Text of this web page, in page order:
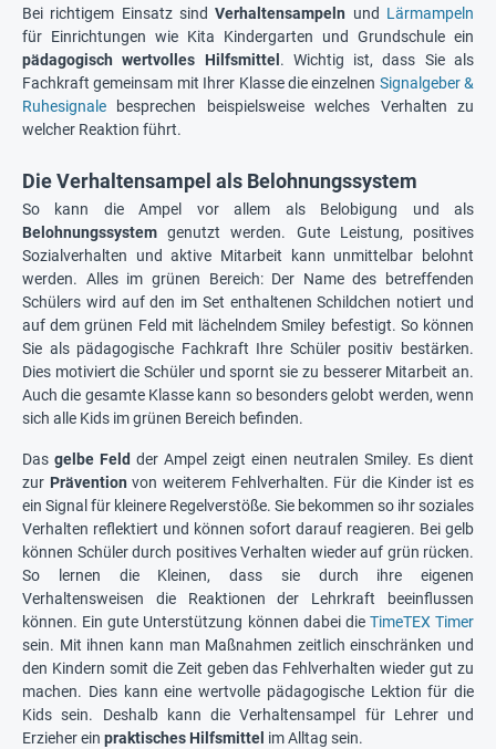
Bei richtigem Einsatz sindVerhaltensampeln und Lärmampeln
für Einrichtungen wie Kita Kindergarten und Grundschule ein
pädagogisch wertvolles Hilfsmittel . Wichtig ist, dass Sie als
Fachkraft gemeinsam mit Ihrer Klasse die einzelnen Signalgeber &
Ruhesignale besprechen beispielsweise welches Verhalten zu
welcher Reaktion führt.
Die Verhaltensampel als Belohnungssystem
So kann die Ampel vor allem als Belobigung und als
Belohnungssystem genutzt werden. Gute Leistung, positives
Sozialverhalten und aktive Mitarbeit kann unmittelbar belohnt
werden. Alles im grünen Bereich: Der Name des betreffenden
Schülers wird auf den im Set enthaltenen Schildchen notiert und
auf dem grünen Feld mit lächelndem Smiley befestigt. So können
Sie als pädagogische Fachkraft Ihre Schüler positiv bestärken.
Dies motiviert die Schüler und spornt sie zu besserer Mitarbeit an.
Auch die gesamte Klasse kann so besonders gelobt werden, wenn
sich alle Kids im grünen Bereich befinden.
Das gelbe Feld der Ampel zeigt einen neutralen Smiley. Es dient
zur Prävention von weiterem Fehlverhalten. Für die Kinder ist es
ein Signal für kleinere Regelverstöße. Sie bekommen so ihr soziales
Verhalten reflektiert und können sofort darauf reagieren. Bei gelb
können Schüler durch positives Verhalten wieder auf grün rücken.
So lernen die Kleinen, dass sie durch ihre eigenen
Verhaltensweisen die Reaktionen der Lehrkraft beeinflussen
können. Ein gute Unterstützung können dabei die TimeTEX Timer
sein. Mit ihnen kann man Maßnahmen zeitlich einschränken und
den Kindern somit die Zeit geben das Fehlverhalten wieder gut zu
machen. Dies kann eine wertvolle pädagogische Lektion für die
Kids sein. Deshalb kann die Verhaltensampel für Lehrer und
Erzieher ein praktisches Hilfsmittel im Alltag sein.